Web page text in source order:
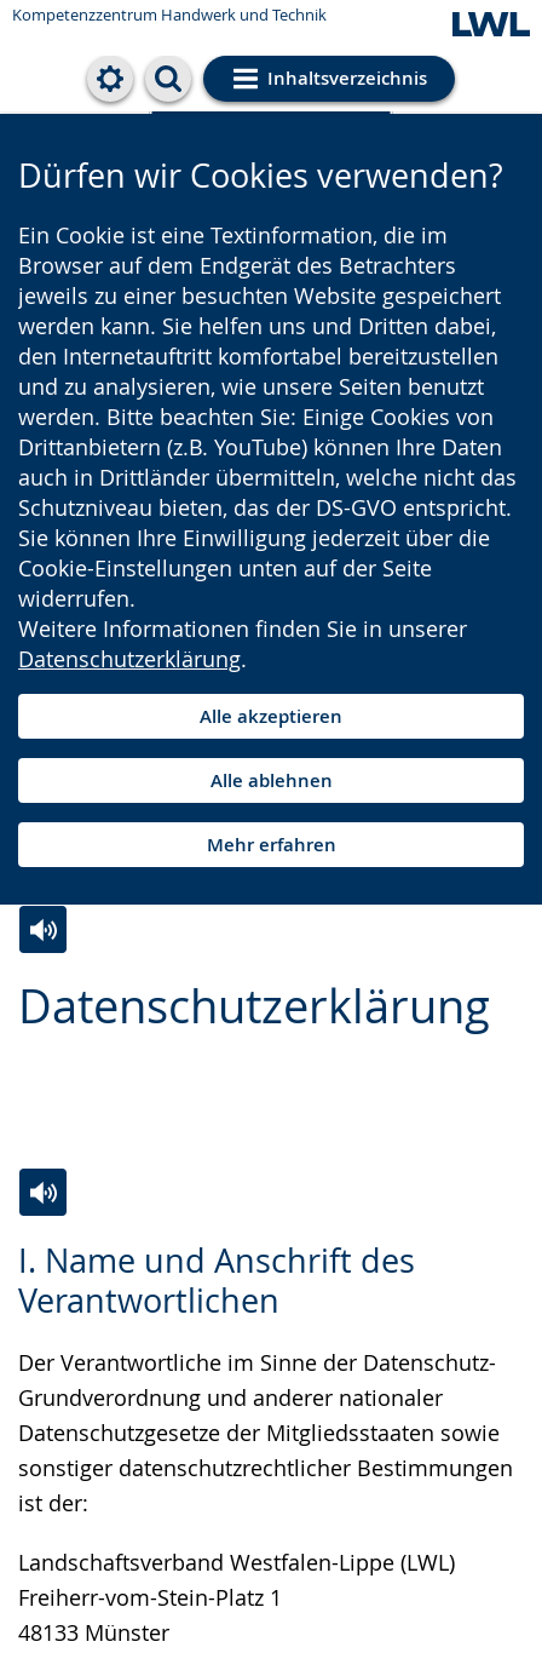
Kompetenzzentrum Handwerk und Technik
Inhaltsverzeichnis
Cookie-Einstellungen
Dürfen wir Cookies verwenden?
Ein Cookie ist eine Textinformation, die im
Browser auf dem Endgerät des Betrachters
jeweils zu einer besuchten Website gespeichert
werden kann. Sie helfen uns und Dritten dabei,
den Internetauftritt komfortabel bereitzustellen
und zu analysieren, wie unsere Seiten benutzt
werden. Bitte beachten Sie: Einige Cookies von
Drittanbietern (z.B. YouTube) können Ihre Daten
auch in Drittländer übermitteln, welche nicht das
Schutzniveau bieten, das der DS-GVO entspricht.
Sie können Ihre Einwilligung jederzeit über die
Cookie-Einstellungen unten auf der Seite
widerrufen.
Weitere Informationen finden Sie in unserer
Datenschutzerklärung.
Alle akzeptieren
Alle ablehnen
Mehr erfahren
Datenschutzerklärung
Leichten
Audio-
Video
angezeigt.
I. Name und Anschrift des
Verantwortlichen
Der Verantwortliche im Sinne der Datenschutz-
Grundverordnung und anderer nationaler
Datenschutzgesetze der Mitgliedsstaaten sowie
sonstiger datenschutzrechtlicher Bestimmungen
ist der:
Landschaftsverband Westfalen-Lippe (LWL)
Freiherr-vom-Stein-Platz 1
48133 Münster
Leichten
Sprache
Audio-
Unterstützung.
Video
in
Gebärdensprache
wird
angezeigt.